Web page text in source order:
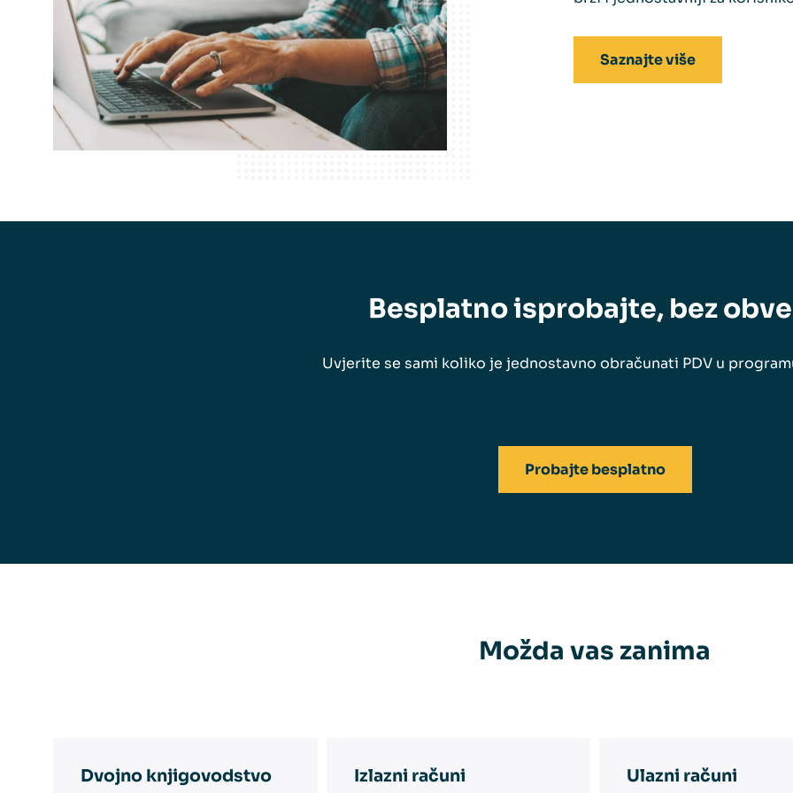
Saznajte više
Besplatno isprobajte, bez
Uvjerite se sami koliko je jednostavno obračunati PDV u
Probajte besplatno
Možda vas zanima
Dvojno knjigovodstvo Izlazni računi Ulazni računi